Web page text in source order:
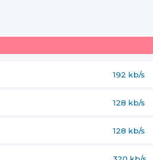
192 kb/s
128 kb/s
128 kb/s